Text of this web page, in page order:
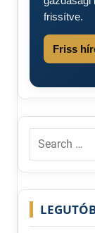
Valentina
frissítve.
Friss
Search